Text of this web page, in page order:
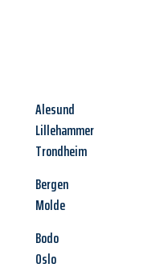
Alesund
Lillehammer
Trondheim
Bergen
Molde
Bodo
Oslo